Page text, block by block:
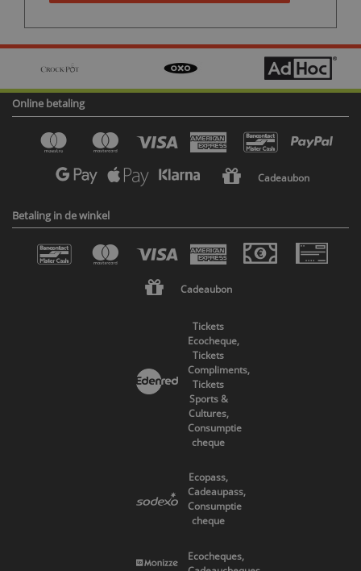
Online betaling
Cadeaubon
Betaling in de winkel
Cadeaubon
Tickets
Ecocheque,
Tickets
Compliments,
Tickets
Sports &
Cultures,
Consumptie
cheque
Ecopass,
Cadeaupass,
Consumptie
cheque
Ecocheques,